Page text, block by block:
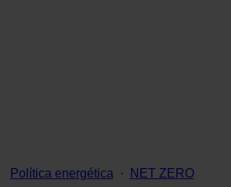
Política energética · NET ZERO